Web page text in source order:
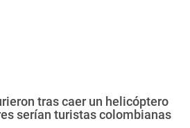
tras caer un helicóptero
serían turistas colombianas